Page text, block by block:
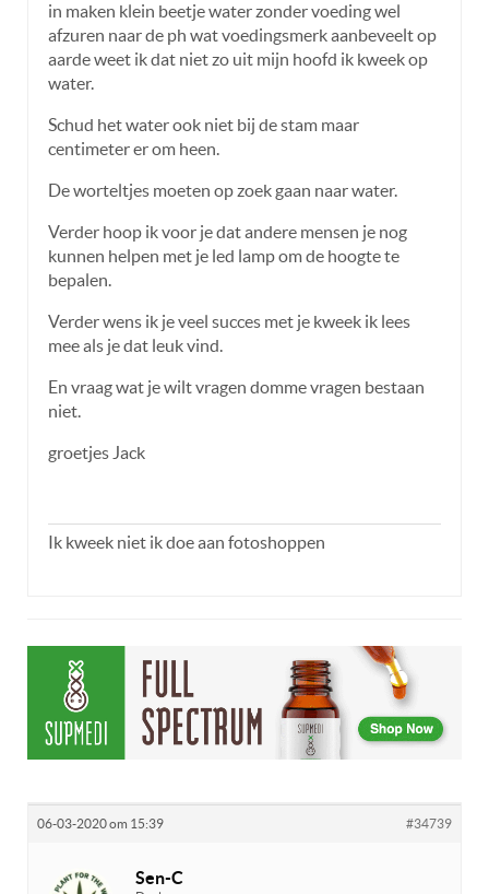
in maken klein beetje water zonder voeding wel
afzuren naar de ph wat voedingsmerk aanbeveelt op
aarde weet ik dat niet zo uit mijn hoofd ik kweek op
water.
Schud het water ook niet bij de stam maar
centimeter er om heen.
De worteltjes moeten op zoek gaan naar water.
Verder hoop ik voor je dat andere mensen je nog
kunnen helpen met je led lamp om de hoogte te
bepalen.
Verder wens ik je veel succes met je kweek ik lees
mee als je dat leuk vind.
En vraag wat je wilt vragen domme vragen bestaan
niet.
groetjes Jack
Ik kweek niet ik doe aan fotoshoppen
06-03-2020 om 15:39 #34739
Sen-C